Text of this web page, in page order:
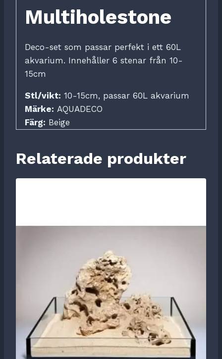
Multiholestone
Deco-set som passar perfekt i ett 60L
akvarium. Innehåller 6 stenar från 10-
15cm
Stl/vikt: 10-15cm, passar 60L akvarium
Märke: AQUADECO
Färg: Beige
Relaterade produkter